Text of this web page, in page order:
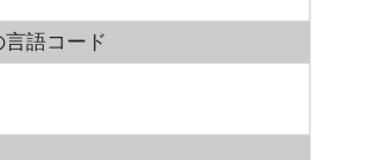
語コード